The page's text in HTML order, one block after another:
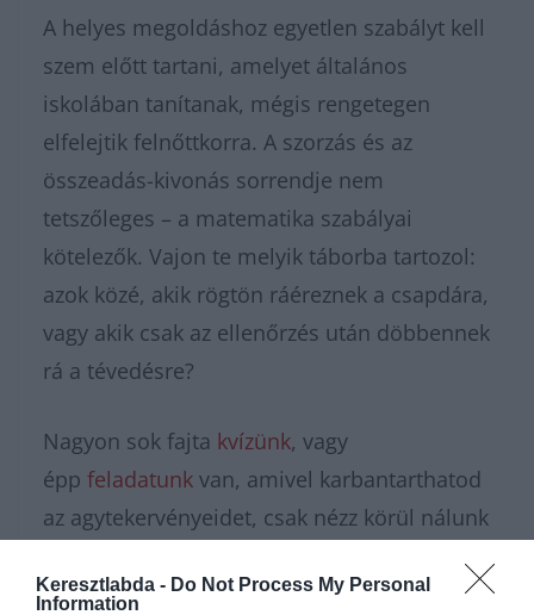
Keresztlabda - Do Not Process My Personal
Information
A helyes megoldáshoz egyetlen szabályt kell
szem előtt tartani, amelyet általános
iskolában tanítanak, mégis rengetegen
elfelejtik felnőttkorra. A szorzás és az
összeadás-kivonás sorrendje nem
tetszőleges – a matematika szabályai
kötelezők. Vajon te melyik táborba tartozol:
azok közé, akik rögtön ráéreznek a csapdára,
vagy akik csak az ellenőrzés után döbbennek
rá a tévedésre?
Nagyon sok fajta kvízünk, vagy
épp feladatunk van, amivel karbantarthatod
az agytekervényeidet, csak nézz körül nálunk
feladatokat találhatsz!